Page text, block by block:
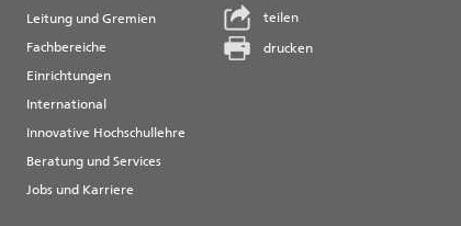
Leitung und Gremien
Fachbereiche
Einrichtungen
International
Innovative Hochschullehre
Beratung und Services
Jobs und Karriere
teilen
drucken